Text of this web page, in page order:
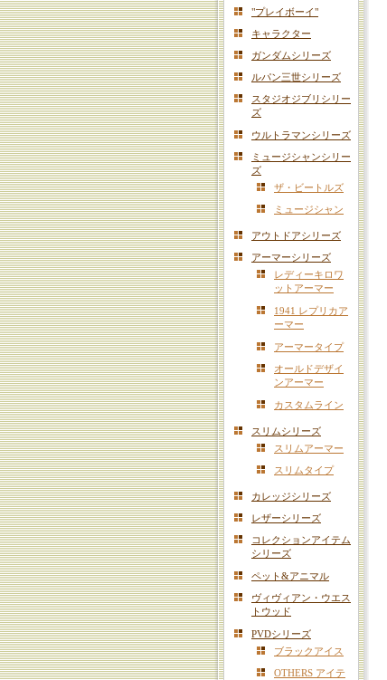
"プレイボーイ"
キャラクター
ガンダムシリーズ
ルパン三世シリーズ
スタジオジブリシリー
ズ
ウルトラマンシリーズ
ミュージシャンシリー
ズ
ザ・ビートルズ
ミュージシャン
アウトドアシリーズ
アーマーシリーズ
レディーキロワ
ットアーマー
1941 レプリカア
ーマー
アーマータイプ
オールドデザイ
ンアーマー
カスタムライン
スリムシリーズ
スリムアーマー
スリムタイプ
カレッジシリーズ
レザーシリーズ
コレクションアイテム
シリーズ
ペット&アニマル
ヴィヴィアン・ウエス
トウッド
PVDシリーズ
ブラックアイス
OTHERS アイテ